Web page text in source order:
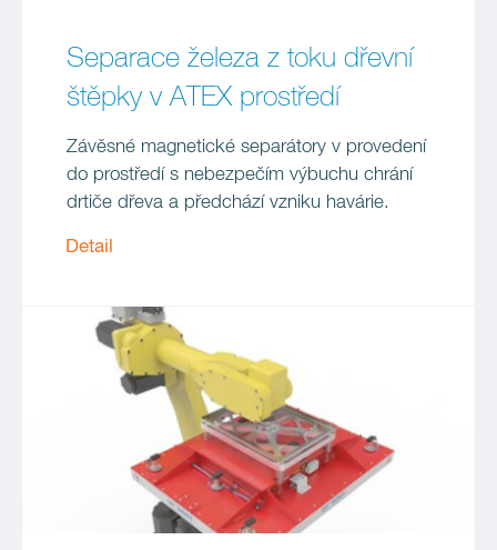
Separace železa z toku dřevní
štěpky v ATEX prostředí
Závěsné magnetické separátory v provedení
do prostředí s nebezpečím výbuchu chrání
drtiče dřeva a předchází vzniku havárie.
Detail